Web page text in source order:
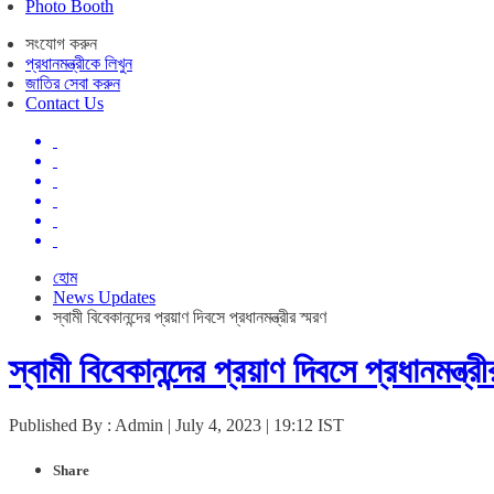
Photo Booth
সংযোগ করুন
প্রধানমন্ত্রীকে লিখুন
জাতির সেবা করুন
Contact Us
হোম
News Updates
স্বামী বিবেকানন্দের প্রয়াণ দিবসে প্রধানমন্ত্রীর স্মরণ
স্বামী বিবেকানন্দের প্রয়াণ দিবসে
Published By : Admin | July 4, 2023 | 19:12 IST
Share